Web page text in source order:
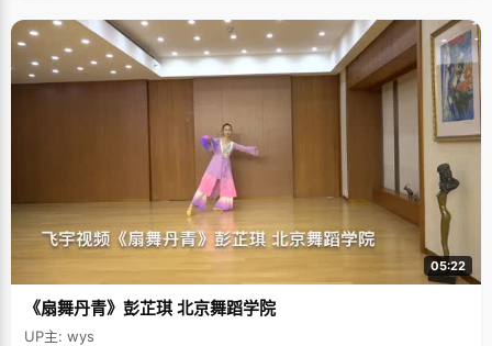
05:22
《扇舞丹青》彭芷琪 北京舞蹈学院
UP主: wys